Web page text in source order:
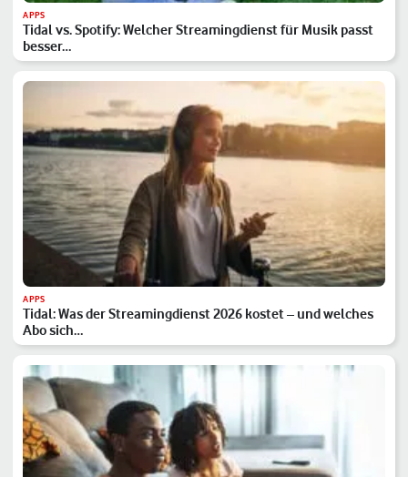
APPS
Tidal vs. Spotify: Welcher Streamingdienst für Musik passt
besser…
APPS
Tidal: Was der Streamingdienst 2026 kostet – und welches
Abo sich…